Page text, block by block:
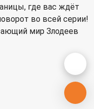
где вас ждёт
во всей серии!
мир Злодеев